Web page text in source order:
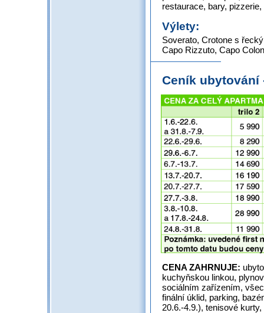
restaurace, bary,
Výlety:
Soverato, Crotone s
Capo Rizzuto, Capo
Ceník
CENA ZAHRNUJE:
kuchyňskou linkou,
sociálním zařízením,
finální úklid, parking,
20.6.-4.9.), tenisové